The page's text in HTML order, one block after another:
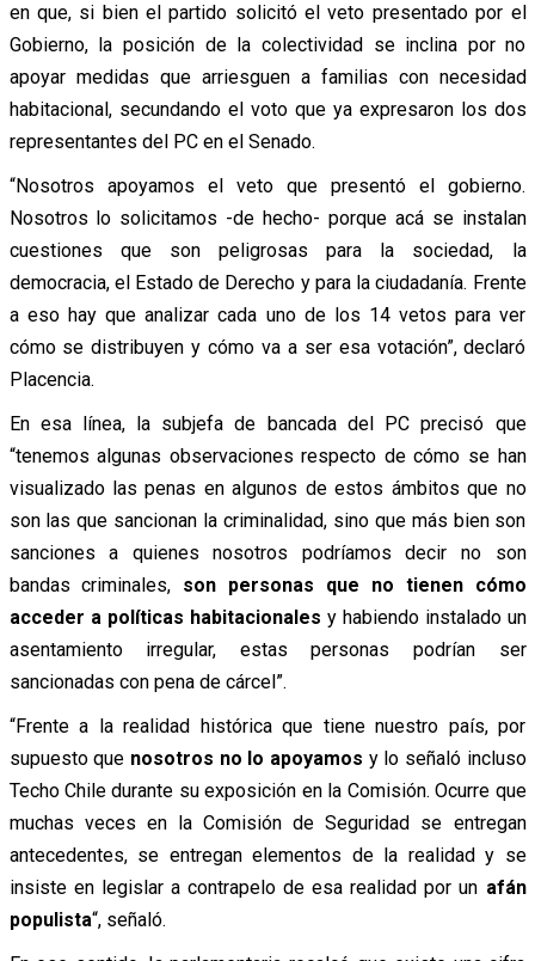
en que, si bien el partido solicitó el veto presentado por el
Gobierno, la posición de la colectividad se inclina por no
apoyar medidas que arriesguen a familias con necesidad
habitacional, secundando el voto que ya expresaron los dos
representantes del PC en el Senado.
“Nosotros apoyamos el veto que presentó el gobierno.
Nosotros lo solicitamos -de hecho- porque acá se instalan
cuestiones que son peligrosas para la sociedad, la
democracia, el Estado de Derecho y para la ciudadanía. Frente
a eso hay que analizar cada uno de los 14 vetos para ver
cómo se distribuyen y cómo va a ser esa votación”, declaró
Placencia.
En esa línea, la subjefa de bancada del PC precisó que
“tenemos algunas observaciones respecto de cómo se han
visualizado las penas en algunos de estos ámbitos que no
son las que sancionan la criminalidad, sino que más bien son
sanciones a quienes nosotros podríamos decir no son
bandas criminales, son personas que no tienen cómo
acceder a políticas habitacionales y habiendo instalado un
asentamiento irregular, estas personas podrían ser
sancionadas con pena de cárcel”.
“Frente a la realidad histórica que tiene nuestro país, por
supuesto que nosotros no lo apoyamos y lo señaló incluso
Techo Chile durante su exposición en la Comisión. Ocurre que
muchas veces en la Comisión de Seguridad se entregan
antecedentes, se entregan elementos de la realidad y se
insiste en legislar a contrapelo de esa realidad por un afán
populista“, señaló.